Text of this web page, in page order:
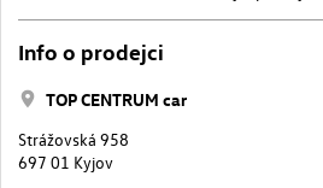
Info o prodejci
TOP CENTRUM car
Strážovská 958
697 01 Kyjov